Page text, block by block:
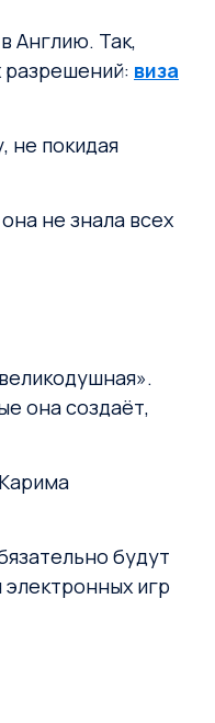
Англию. Так,
разрешений: виза
не покидая
не знала всех
она создаёт,
будут
игр